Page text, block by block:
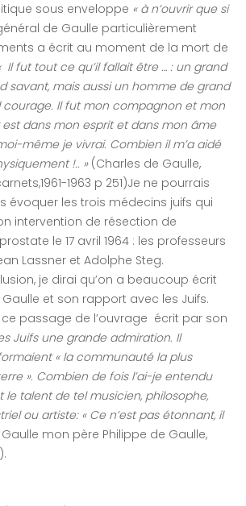
sous enveloppe « à n’ouvrir que si
de Gaulle particulièrement
a écrit au moment de la mort de
Il fut tout ce qu’il fallait être … : un grand
savant, mais aussi un homme de grand
Il fut mon compagnon et mon
est dans mon esprit et dans mon âme
même je vivrai. Combien il m’a aidé
!.. »(Charles de Gaulle,
1963 p 251)Je ne pourrais
évoquer les trois médecins juifs qui
intervention de résection de
le 17 avril 1964 : les professeurs
Lassner et Adolphe Steg.
je dirai qu’on a beaucoup écrit
et son rapport avec les Juifs.
passage de l’ouvrage écrit par son
Juifs une grande admiration. Il
« la communauté la plus
». Combien de fois l’ai-je entendu
le talent de tel musicien, philosophe,
ou artiste: « Ce n’est pas étonnant, il
Gaulle mon père Philippe de Gaulle,